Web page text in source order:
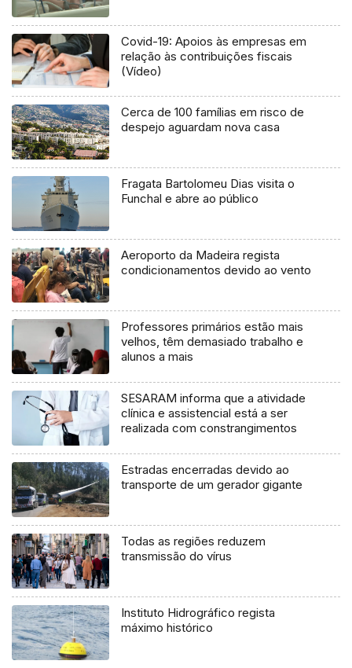
Covid-19: Apoios às empresas em
relação às contribuições fiscais
(Vídeo)
Cerca de 100 famílias em risco de
despejo aguardam nova casa
Fragata Bartolomeu Dias visita o
Funchal e abre ao público
Aeroporto da Madeira regista
condicionamentos devido ao vento
Professores primários estão mais
velhos, têm demasiado trabalho e
alunos a mais
SESARAM informa que a atividade
clínica e assistencial está a ser
realizada com constrangimentos
Estradas encerradas devido ao
transporte de um gerador gigante
Todas as regiões reduzem
transmissão do vírus
Instituto Hidrográfico regista
máximo histórico